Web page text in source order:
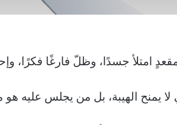
امتلأ جسدًا، وظلّ فارغًا فكرًا،
لا يمنح الهيبة، بل من يجلس عليه هو